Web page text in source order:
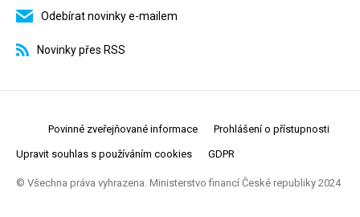
Odebírat novinky e-mailem
Novinky přes RSS
Povinné zveřejňované informace Prohlášení o přístupnosti
Upravit souhlas s používáním cookies GDPR
© Všechna práva vyhrazena. Ministerstvo financí České republiky 2024